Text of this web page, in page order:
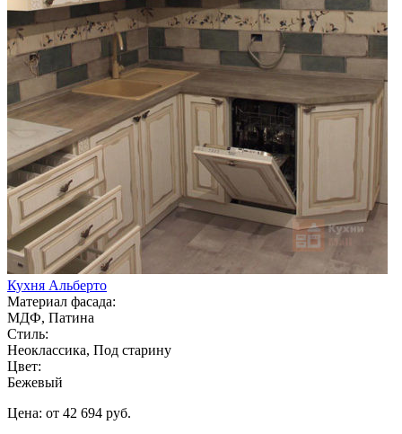
Кухня Альберто
Материал фасада:
МДФ, Патина
Стиль:
Неоклассика, Под старину
Цвет:
Бежевый
Цена: от 42 694 руб.